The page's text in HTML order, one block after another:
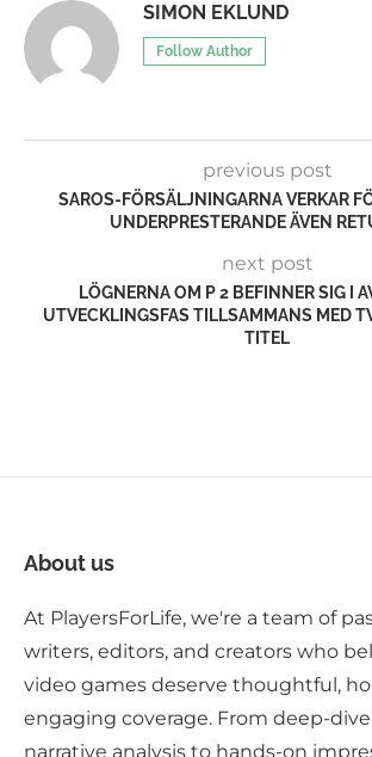
SIMON EKLUND
Follow Author
previous post
SAROS-FÖRSÄLJNINGARNA VERKAR
UNDERPRESTERANDE ÄVEN
next post
LÖGNERNA OM P 2 BEFINNER SIG I
UTVECKLINGSFAS TILLSAMMANS MED
TITEL
About us
At PlayersForLife, we're a team of
writers, editors, and creators who
video games deserve thoughtful,
engaging coverage. From deep-
narrative analysis to hands-on